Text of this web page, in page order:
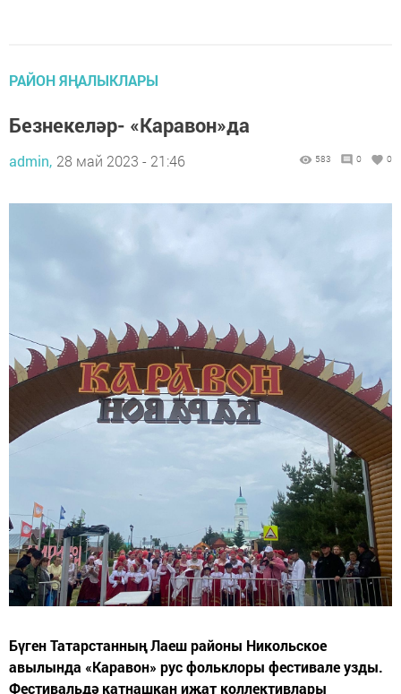
РАЙОН ЯҢАЛЫКЛАРЫ
Безнекеләр- «Каравон»да
admin, 28 май 2023 - 21:46 583 0 0
Бүген Татарстанның Лаеш районы Никольское
авылында «Каравон» рус фольклоры фестивале узды.
Фестивальдә катнашкан иҗат коллективлары